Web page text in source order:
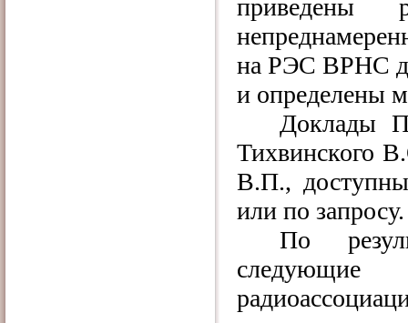
приведены
на РЭС ВРНС
и определены
Доклады
Тихвинского
В.П., доступны
или по запросу.
По